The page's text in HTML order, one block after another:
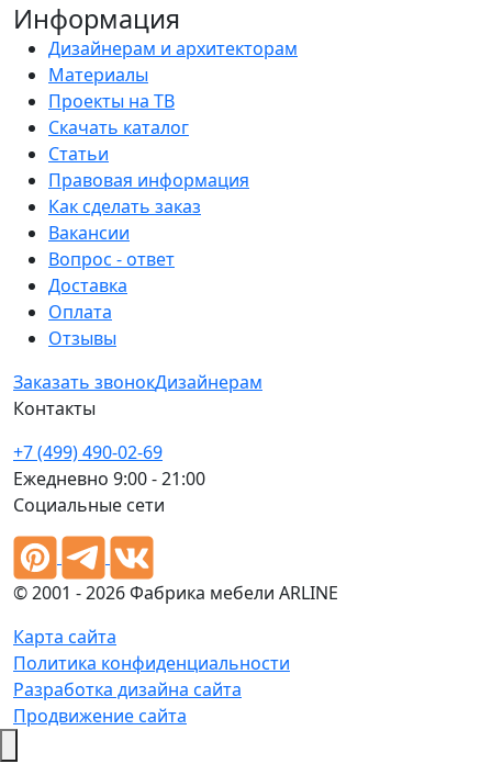
Информация
Дизайнерам и архитекторам
Материалы
Проекты на ТВ
Скачать каталог
Статьи
Правовая информация
Как сделать заказ
Вакансии
Вопрос - ответ
Доставка
Оплата
Отзывы
Заказать звонокДизайнерам
Контакты
+7 (499) 490-02-69
Ежедневно 9:00 - 21:00
Социальные сети
© 2001 - 2026 Фабрика мебели ARLINE
Карта сайта
Политика конфиденциальности
Разработка дизайна сайта
Продвижение сайта